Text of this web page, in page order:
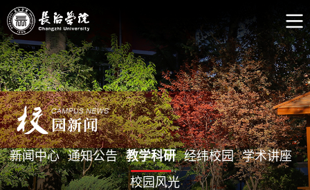
新闻中心 通知公告 教学科研 经纬校园 学术讲座
校园风光